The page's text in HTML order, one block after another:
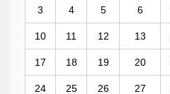
3 4 5 6
10 11 12 13
17 18 19 20
24 25 26 27